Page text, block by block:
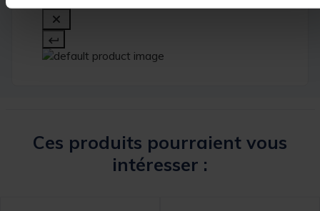
Ces produits pourraient vous
intéresser :